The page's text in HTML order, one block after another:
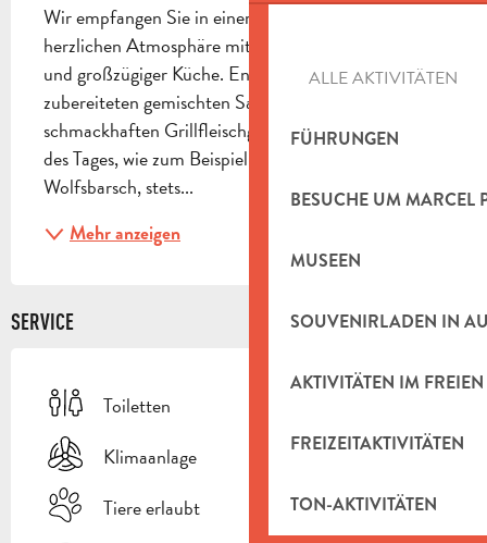
ALLE AKTIVITÄTEN
FÜHRUNGEN
BESUCHE UM MARCEL
MUSEEN
SOUVENIRLADEN IN
AKTIVITÄTEN IM FREIEN
FREIZEITAKTIVITÄTEN
TON-AKTIVITÄTEN
Wir empfangen Sie in einer familiären und
herzlichen Atmosphäre mit saisonaler, authentischer
und großzügiger Küche. Entdecken Sie unsere frisch
zubereiteten gemischten Salate, unsere
schmackhaften Grillfleischgerichte sowie den Fisch
des Tages, wie zum Beispiel unseren ganzen
Wolfsbarsch, stets...
Mehr anzeigen
SERVICE
Toiletten
Klimaanlage
Tiere erlaubt